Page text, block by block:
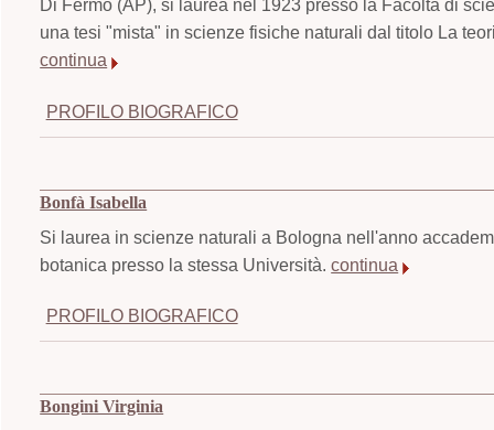
Di Fermo (AP), si laurea nel 1923 presso la Facoltà di
una tesi "mista" in scienze fisiche naturali dal titolo La
continua
PROFILO BIOGRAFICO
Bonfà Isabella
Si laurea in scienze naturali a Bologna nell'anno
botanica presso la stessa Università.continua
PROFILO BIOGRAFICO
Bongini Virginia